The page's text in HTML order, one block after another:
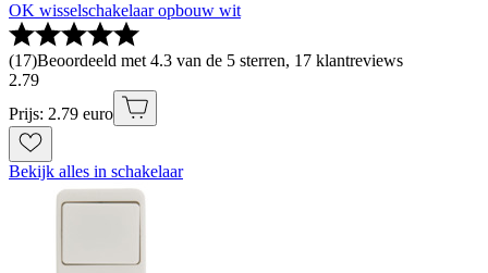
OK wisselschakelaar opbouw wit
(17)Beoordeeld met 4.3 van de 5 sterren, 17 klantreviews
2.79
Prijs: 2.79 euro
Bekijk alles in schakelaar